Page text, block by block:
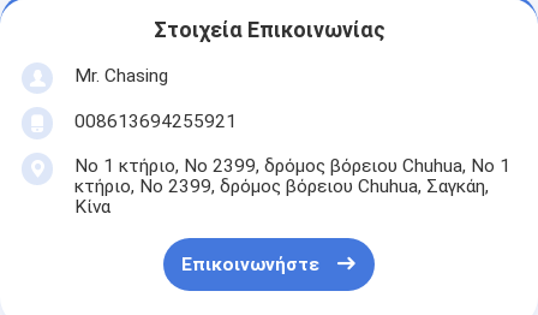
Στοιχεία Επικοινωνίας
Mr. Chasing
008613694255921
Νο 1 κτήριο, Νο 2399, δρόμος βόρειου Chuhua, Νο 1
κτήριο, Νο 2399, δρόμος βόρειου Chuhua, Σαγκάη,
Κίνα
Επικοινωνήστε